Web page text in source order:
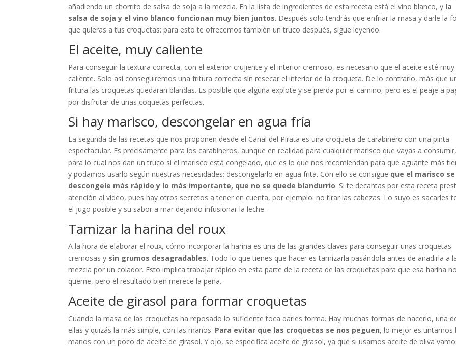
añadiendo un chorrito de salsa de soja a la mezcla. En la lista de ingredientes de esta receta está el vino blanco, y la
salsa de soja y el vino blanco funcionan muy bien juntos. Después solo tendrás que enfriar la masa y darle la
que quieras a tus croquetas: para esto te ofrecemos también un truco después, sigue leyendo.
El aceite, muy caliente
Para conseguir la textura correcta, con el exterior crujiente y el interior cremoso, es necesario que el aceite esté muy
caliente. Solo así conseguiremos una fritura correcta sin resecar el interior de la croqueta. De lo contrario, más que
fritura las croquetas quedaran blandas. Es posible que alguna explote y se pierda por el camino, pero es el peaje a
por disfrutar de unas coquetas perfectas.
Si hay marisco, descongelar en agua fría
La segunda de las recetas que nos proponen desde el Canal del Pirata es una croqueta de carabinero con una pinta
espectacular. Es precisamente para los carabineros, aunque en realidad para cualquier marisco que vayas a consumir,
para lo cual nos dan un truco si el marisco está congelado, que es lo que nos recomiendan para que aguante más
y podamos usarlo según nuestras necesidades: descongelarlo en agua frita. Con ello se consigue que el marisco se
descongele más rápido y lo más importante, que no se quede blandurrio. Si te decantas por esta receta
atención al vídeo, pues hay otros secretos a tener en cuenta, por ejemplo: no tirar las cabezas. Lo suyo es sacarles
el jugo posible y su sabor a mar dejando infusionar la leche.
Tamizar la harina del roux
A la hora de elaborar el roux, cómo incorporar la harina es una de las grandes claves para conseguir unas croquetas
cremosas y sin grumos desagradables. Todo lo que tienes que hacer es tamizarla pasándola antes de añadirla a
mezcla por un colador. Esto implica trabajar rápido en esta parte de la receta de las croquetas para que esa harina
queme, pero el resultado bien merece la pena.
Aceite de girasol para formar croquetas
Cuando la masa de las croquetas ha reposado lo suficiente toca darles forma. Hay muchas formas de hacerlo, una
ellas y quizás la más simple, con las manos. Para evitar que las croquetas se nos peguen, lo mejor es untarnos
manos con un poco de aceite de girasol. Y ojo, se especifica aceite de girasol, ya que si usamos aceite de oliva